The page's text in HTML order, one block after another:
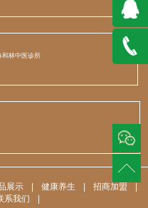
和林中医诊所
展示 | 健康养生 | 招商加盟
|
系我们 |
QQ在